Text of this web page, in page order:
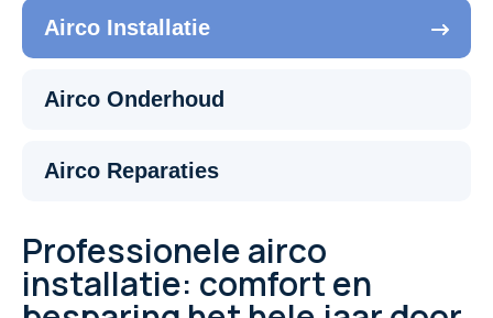
Airco Installatie
Airco Onderhoud
Airco Reparaties
Professionele airco
installatie: comfort en